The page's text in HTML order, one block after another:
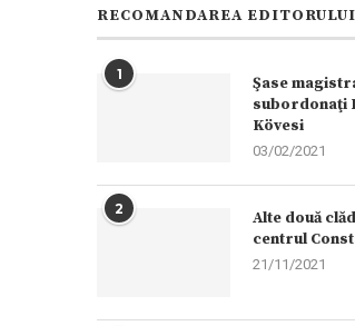
RECOMANDAREA EDITORULUI
1
Şase
subordonaţi
Kövesi
03/02/2021
2
Alte două
centrul
21/11/2021